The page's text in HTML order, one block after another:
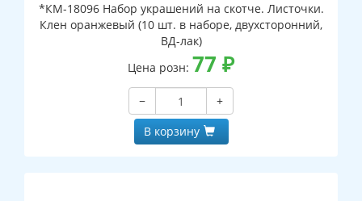
*КМ-18096 Набор украшений на скотче. Листочки.
Клен оранжевый (10 шт. в наборе, двухсторонний,
ВД-лак)
Цена розн: 77 ₽
−
+
В корзину